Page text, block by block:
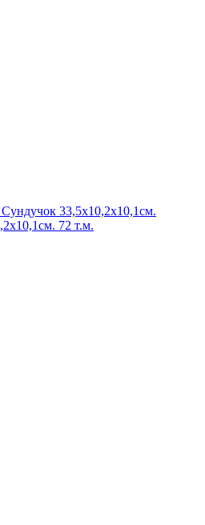
33,5х10,2х10,1см.
72 т.м.